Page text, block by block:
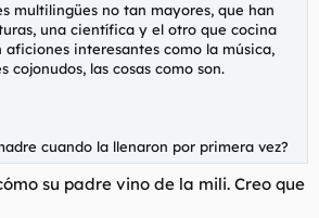
multilingües no tan mayores, que han
una científica y el otro que cocina
interesantes como la música,
cojonudos, las cosas como son.
cuando la llenaron por primera vez?
su padre vino de la mili. Creo que